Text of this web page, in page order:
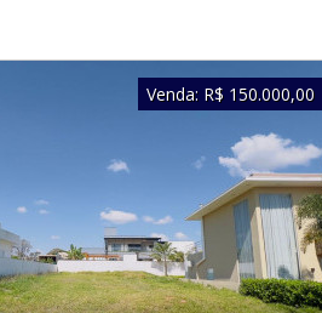
Venda: R$ 150.000,00